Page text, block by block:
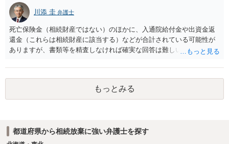
いた方が良いかと思います。 相続人全員が相続放棄された場合には、
相続財産清算人が選任される場合があり、 その場合には当該清算人に
引き継いでいただくことになります。 ちなみに前提として、お母様の
お姉さんがご存命である以上、 その子（甥、姪）にはそもそも相続権
は発生しないので、甥姪の方々は相続放棄は不要になると考えられま
す。 明確にお答えができずに申し訳ありませんが、以上ご参考にして
いただければ幸いです。
川添 圭 弁護士
死亡保険金（相続財産ではない）のほかに、入通院給付金や出資金返
還金（これらは相続財産に該当する）などが合計されている可能性が
ありますが、書類等を精査しなければ確実な回答は難しいところで
もっとみる
都道府県から相続放棄に強い弁護士を探す